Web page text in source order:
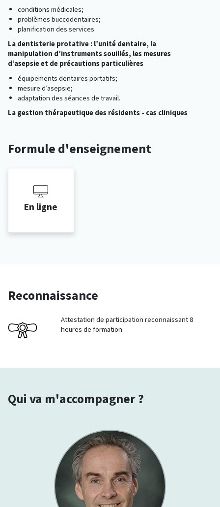
conditions médicales;
problèmes buccodentaires;
planification des services.
La dentisterie protative : l’unité dentaire, la
manipulation d’instruments souillés, les mesures
d’asepsie et de précautions particulières
équipements dentaires portatifs;
mesure d’asepsie;
adaptation des séances de travail.
La gestion thérapeutique des résidents - cas cliniques
Formule d'enseignement
En ligne
Reconnaissance
Attestation de participation reconnaissant 8
heures de formation
Qui va m'accompagner ?